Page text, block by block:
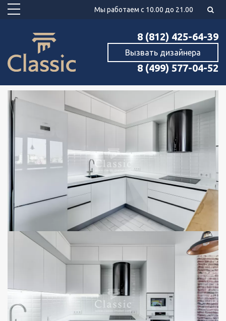
Мы работаем с 10.00 до 21.00
8 (812) 425-64-39
Вызвать дизайнера
8 (499) 577-04-52